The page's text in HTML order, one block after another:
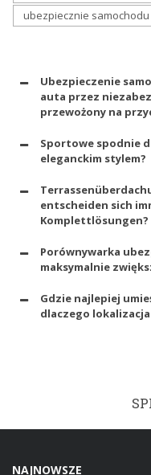
ubezpiecznie samochodu
Ubezpieczenie
auta przez
przewożony na
Sportowe spodnie
eleganckim stylem?
entscheiden sich
Komplettlösungen?
Porównywarka
maksymalnie
Gdzie najlepiej
dlaczego
NAJNOWSZE